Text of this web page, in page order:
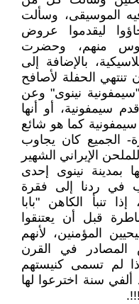
الموسيقى، وسألت
ليقدموا عروض
منهم، وحضرت
بالإضافة إلى
الحفلة لأصافح
نينوى" وعن
سيمفونية، أو أنها
كما هو شائع
الجميع كان يجاوب
الإيراني الشهير
بمدينة نينوى إحدى
في ردنا إلى فقرة
تنبأ الكاهن "بابا
قبل أن يعتنقوا
المؤمنين، لأنهم
المصادر في القرن
لم تسمى كنيستهم
ألفي سنة اخترعوا لها